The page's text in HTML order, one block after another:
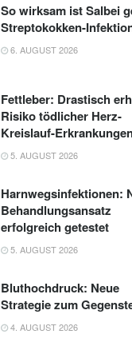
So wirksam ist Salbei
Streptokokken-
6. AUGUST 2026
Fettleber: Drastisch
Risiko tödlicher Herz-
Kreislauf-
5. AUGUST 2026
Harnwegsinfektionen:
Behandlungsansatz
erfolgreich getestet
5. AUGUST 2026
Bluthochdruck: Neue
Strategie zum
4. AUGUST 2026